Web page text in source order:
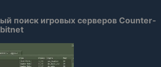
поиск игровых серверов Counter-